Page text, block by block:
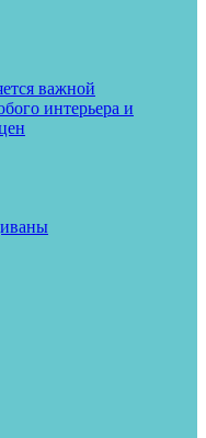
важной
интерьера и